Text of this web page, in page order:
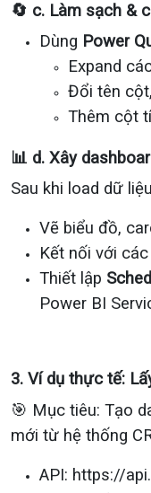
🔄 c. Làm sạch &
Dùng Power
Expand
Đổi tên
Thêm cột
📊 d. Xây
Sau khi load dữ
Vẽ biểu đồ,
Kết nối với các
Thiết lập
Power BI
3. Ví dụ thực tế:
🎯 Mục tiêu: Tạo
mới từ hệ thống
API: https://